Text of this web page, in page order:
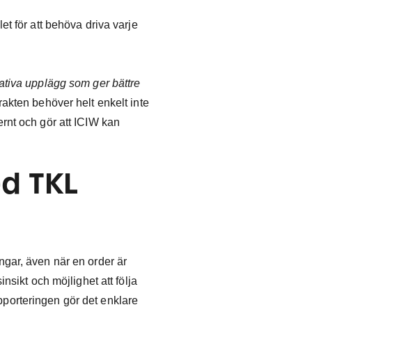
för att behöva driva varje
upplägg som ger bättre
behöver helt enkelt inte
och gör att ICIW kan
TKL
även när en order är
och möjlighet att följa
gör det enklare